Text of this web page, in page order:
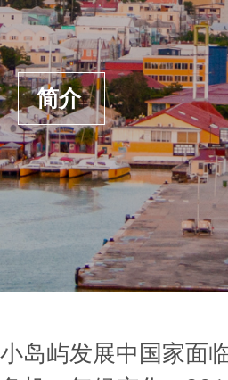
简介
小岛屿发展中国家面